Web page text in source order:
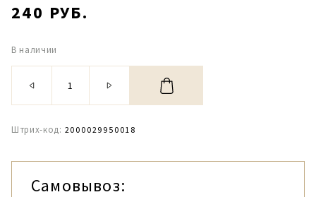
240 РУБ.
В наличии
Штрих-код: 2000029950018
Самовывоз: